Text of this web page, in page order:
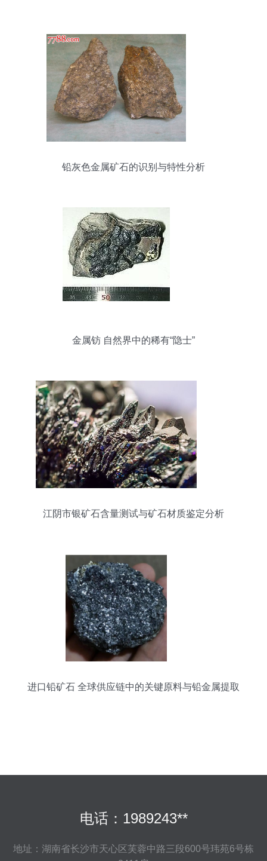
铅灰色金属矿石的识别与特性分析
金属钫 自然界中的稀有“隐士”
江阴市银矿石含量测试与矿石材质鉴定分析
进口铅矿石 全球供应链中的关键原料与铅金属提取
电话：1989243**
地址：湖南省长沙市天心区芙蓉中路三段600号玮苑6号栋